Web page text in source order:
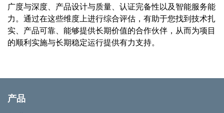
广度与深度、产品设计与质量、认证完备性以及智能服务能
力。通过在这些维度上进行综合评估，有助于您找到技术扎
实、产品可靠、能够提供长期价值的合作伙伴，从而为项目
的顺利实施与长期稳定运行提供有力支持。
产品